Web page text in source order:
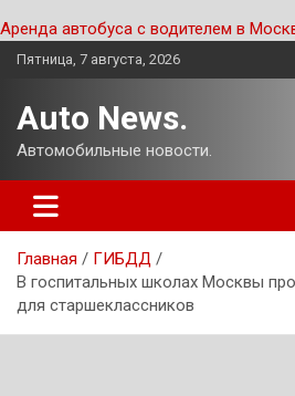
Аренда автобуса с водителем в
Перейти
Пятница, 7 августа, 2026
Auto News.
Автомобильные новости.
Главная
ГИБДД
В госпитальных школах Москвы
для старшеклассников